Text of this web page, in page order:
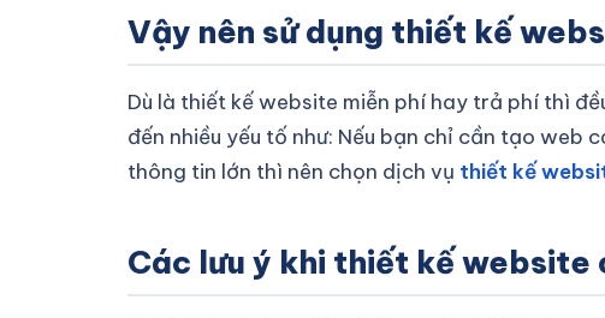
Vậy nên sử dụng thiết kế
Dù là thiết kế website miễn phí hay trả phí thì
đến nhiều yếu tố như: Nếu bạn chỉ cần tạo web
thông tin lớn thì nên chọn dịch vụ thiết kế
Các lưu ý khi thiết kế